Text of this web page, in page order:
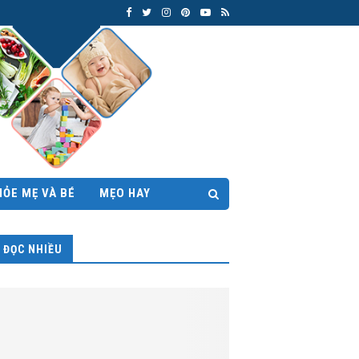
MẸ VÀ BÉ MẸO HAY
ĐỌC NHIỀU